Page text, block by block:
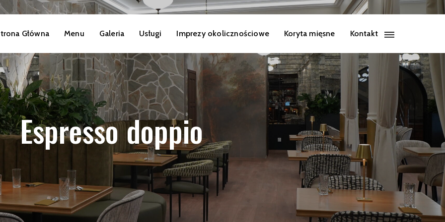
Główna Menu Galeria Usługi Imprezy okolicznościowe Koryta mięsne Kontakt
Espresso doppio